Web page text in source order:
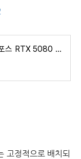
[다나와] GIGABYTE 지포스 RTX 5080 WINDFORCE OC SFF D7 16GB 피씨디렉트
고정적으로 배치되